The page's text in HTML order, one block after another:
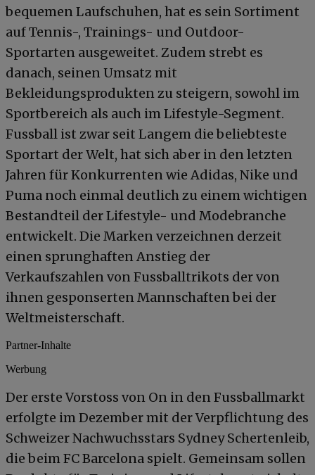
bequemen Laufschuhen, hat es sein Sortiment
auf Tennis-, Trainings- und Outdoor-
Sportarten ausgeweitet. Zudem strebt es
danach, seinen Umsatz mit
Bekleidungsprodukten zu steigern, sowohl im
Sportbereich als auch im Lifestyle-Segment.
Fussball ist zwar seit Langem die beliebteste
Sportart der Welt, hat sich aber in den letzten
Jahren für Konkurrenten wie Adidas, Nike und
Puma noch einmal deutlich zu einem wichtigen
Bestandteil der Lifestyle- und Modebranche
entwickelt. Die Marken verzeichnen derzeit
einen sprunghaften Anstieg der
Verkaufszahlen von Fussballtrikots der von
ihnen gesponserten Mannschaften bei der
Weltmeisterschaft.
Partner-Inhalte
Werbung
Der erste Vorstoss von On in den Fussballmarkt
erfolgte im Dezember mit der Verpflichtung des
Schweizer Nachwuchsstars Sydney Schertenleib,
die beim FC Barcelona spielt. Gemeinsam sollen